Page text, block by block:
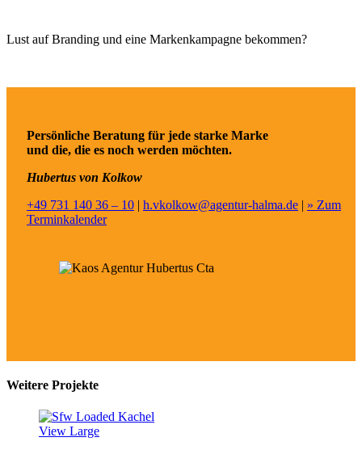
Lust auf Branding und eine Markenkampagne bekommen?
Persönliche Beratung für jede starke Marke
und die, die es noch werden möchten.
Hubertus von Kolkow
+49 731 140 36 – 10 | h.vkolkow@agentur-halma.de | » Zum
Terminkalender
Weitere Projekte
View Large